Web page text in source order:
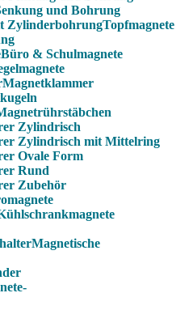
und Bohrung
Topfmagnete
Büro & Schulmagnete
Magnetklammer
Zylindrisch
Zylindrisch mit Mittelring
Ovale Form
Rund
Zubehör
Magnetische